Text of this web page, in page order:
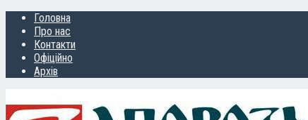
Головна
Про нас
Контакти
Офіційно
Архів